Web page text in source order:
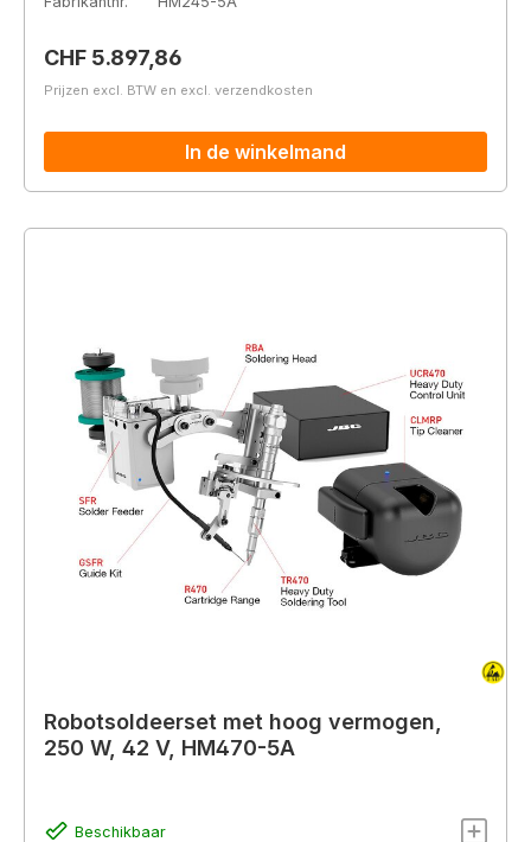
Normale prijs:
CHF 5.897,86
Prijzen excl. BTW en excl. verzendkosten
In de winkelmand
Robotsoldeerset met hoog vermogen,
250 W, 42 V, HM470-5A
Beschikbaar